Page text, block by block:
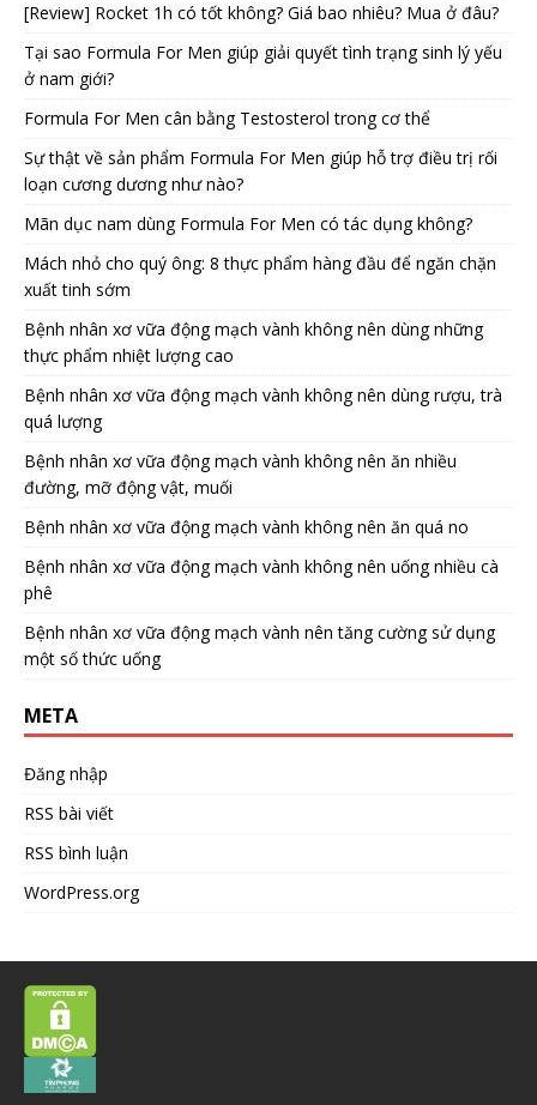
[Review] Rocket 1h có tốt không? Giá bao nhiêu? Mua ở đâu?
Tại sao Formula For Men giúp giải quyết tình trạng sinh lý yếu
ở nam giới?
Formula For Men cân bằng Testosterol trong cơ thể
Sự thật về sản phẩm Formula For Men giúp hỗ trợ điều trị rối
loạn cương dương như nào?
Mãn dục nam dùng Formula For Men có tác dụng không?
Mách nhỏ cho quý ông: 8 thực phẩm hàng đầu để ngăn chặn
xuất tinh sớm
Bệnh nhân xơ vữa động mạch vành không nên dùng những
thực phẩm nhiệt lượng cao
Bệnh nhân xơ vữa động mạch vành không nên dùng rượu, trà
quá lượng
Bệnh nhân xơ vữa động mạch vành không nên ăn nhiều
đường, mỡ động vật, muối
Bệnh nhân xơ vữa động mạch vành không nên ăn quá no
Bệnh nhân xơ vữa động mạch vành không nên uống nhiều cà
phê
Bệnh nhân xơ vữa động mạch vành nên tăng cường sử dụng
một số thức uống
META
Đăng nhập
RSS bài viết
RSS bình luận
WordPress.org